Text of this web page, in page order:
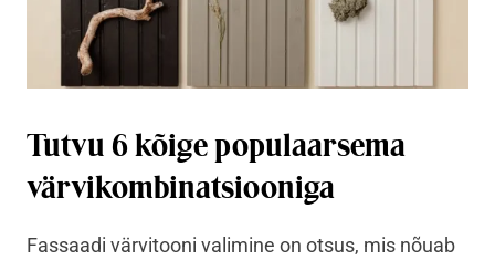
Tutvu 6 kõige populaarsema
värvikombinatsiooniga
Fassaadi värvitooni valimine on otsus, mis nõuab